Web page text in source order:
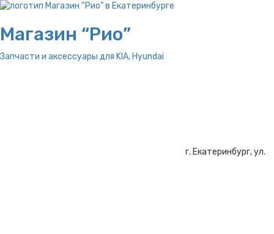
Магазин “Рио”
Запчасти и аксессуары для KIA, Hyundai
г. Екатеринбург, ул.